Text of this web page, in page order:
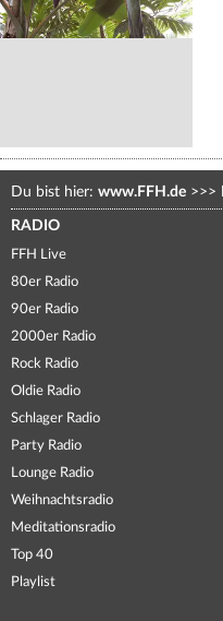
Du bist hier: www.FFH.de >>>
RADIO
FFH Live
80er Radio
90er Radio
2000er Radio
Rock Radio
Oldie Radio
Schlager Radio
Party Radio
Lounge Radio
Weihnachtsradio
Meditationsradio
Top 40
Playlist